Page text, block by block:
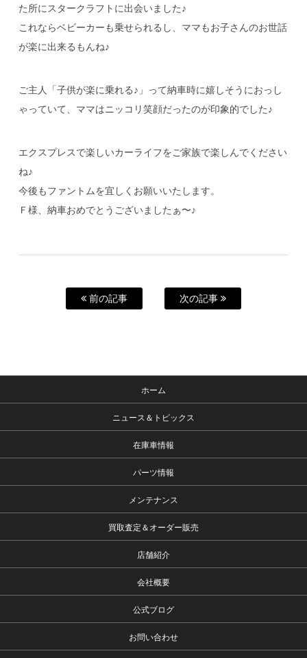
た所にスタークラフトに出会いました♪
これならベビーカーも乗せられるし、ママもお子さんのお世話
が楽に出来るもんね♪
ご主人「子供が楽に乗れる♪」って納車時に嬉しそうにおっし
ゃっていて、ママはニッコリ笑顔だったのが印象的でした♪
エクスプレスで楽しいカーライフをご家族で楽しんでください
ね♪
今後もファントムを宜しくお願いいたします。
Ｆ様、納車おめでとうございましたぁ〜♪
前の記事 次の記事
ホーム
ニュース＆トピックス
在庫車情報
パーツ情報
メンテナンス
買取査定＆オーダー販売
店舗紹介
会社概要
公式ブログ
お問い合わせ